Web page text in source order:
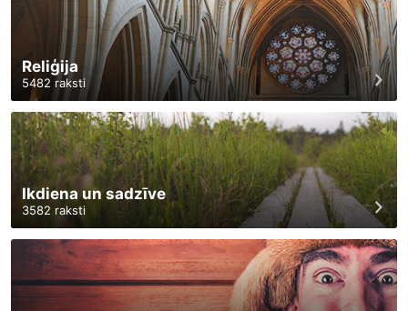
Reliģija
5482 raksti
Ikdiena un sadzīve
3582 raksti